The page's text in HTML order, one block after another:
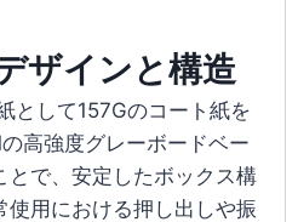
ザインと構造
として157Gのコート紙を
高強度グレーボードベー
とで、安定したボックス構
使用における押し出しや振